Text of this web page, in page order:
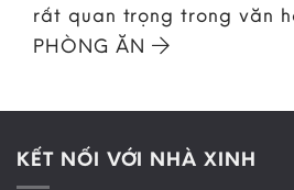
rất quan trọng trong văn
PHÒNG ĂN
KẾT NỐI VỚI NHÀ XINH